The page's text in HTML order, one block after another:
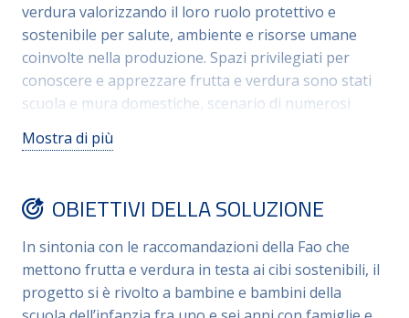
verdura valorizzando il loro ruolo protettivo e
sostenibile per salute, ambiente e risorse umane
coinvolte nella produzione. Spazi privilegiati per
conoscere e apprezzare frutta e verdura sono stati
scuola e mura domestiche, scenario di numerosi
con il cibo, per salvaguardare la cultura alimentare
diventati ambasciatori delle tematiche in gioco
sollecitando il coinvolgimento attivo delle famiglie,
che hanno realizzato laboratori domestici di
alfabetizzazione al gusto e alla sostenibilità
alimentare. Il costante tutoraggio didattico, insieme
alla realizzazione di filmati, hanno permesso di
Mostra di più
OBIETTIVI DELLA SOLUZIONE
In sintonia con le raccomandazioni della Fao che
mettono frutta e verdura in testa ai cibi sostenibili, il
progetto si è rivolto a bambine e bambini della